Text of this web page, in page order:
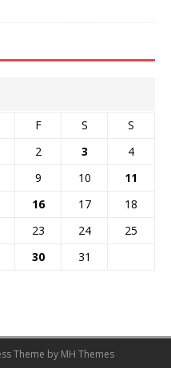
F S
S
2 3
4
9 10
11
16 17
18
23 24
25
30 31
Theme by MH Themes